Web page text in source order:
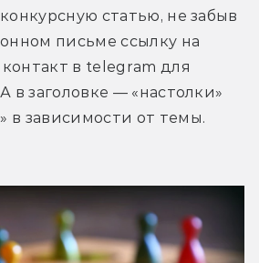
конкурсную статью, не забыв
письме ссылку на
в telegram для
в заголовке — «настолки»
в зависимости от темы.